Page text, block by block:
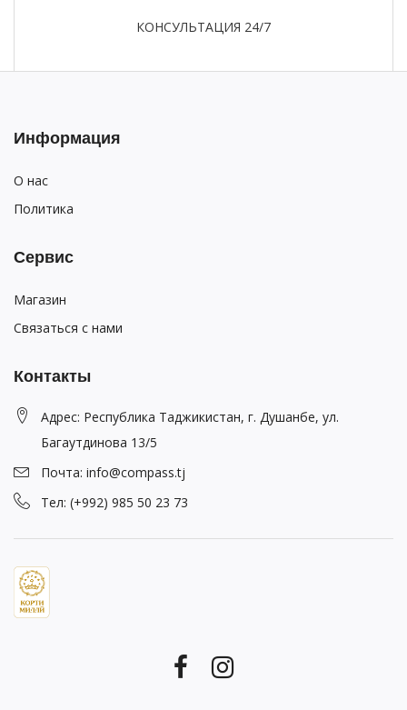
КОНСУЛЬТАЦИЯ 24/7
Информация
О нас
Политика
Сервис
Магазин
Связаться с нами
Контакты
Адрес: Республика Таджикистан, г. Душанбе, ул.
Багаутдинова 13/5
Почта: info@compass.tj
Тел: (+992) 985 50 23 73